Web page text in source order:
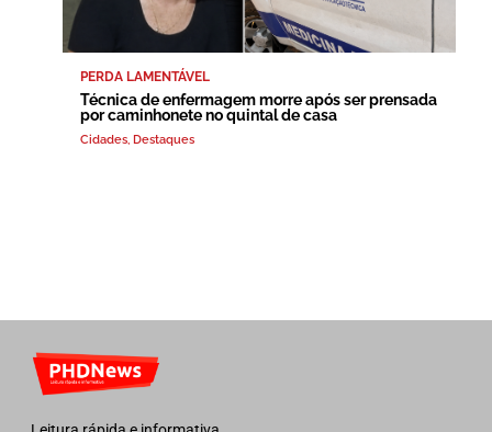
PERDA LAMENTÁVEL
Técnica de enfermagem morre após ser prensada
por caminhonete no quintal de casa
Cidades, Destaques